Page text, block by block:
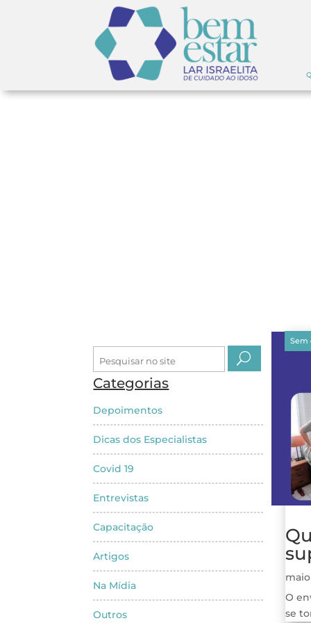
por:
Categorias
Depoimentos
Dicas dos Especialistas
Covid 19
Entrevistas
Capacitação
Artigos
Na Mídia
Outros
Sem
O
se